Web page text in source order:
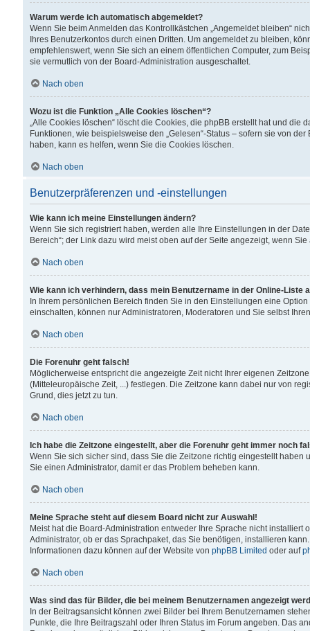
Warum werde ich automatisch abgemeldet?
Wenn Sie beim Anmelden das Kontrollkästchen „Angemeldet bleiben“
Ihres Benutzerkontos durch einen Dritten. Um angemeldet zu bleiben,
empfehlenswert, wenn Sie sich an einem öffentlichen Computer, zum
sie vermutlich von der Board-Administration ausgeschaltet.
Nach oben
Wozu ist die Funktion „Alle Cookies löschen“?
„Alle Cookies löschen“ löscht die Cookies, die phpBB erstellt hat und
Funktionen, wie beispielsweise den „Gelesen“-Status – sofern sie von
haben, kann es helfen, wenn Sie die Cookies löschen.
Nach oben
Benutzerpräferenzen und -einstellungen
Wie kann ich meine Einstellungen ändern?
Wenn Sie sich registriert haben, werden alle Ihre Einstellungen in der
Bereich“; der Link dazu wird meist oben auf der Seite angezeigt, wenn
Nach oben
Wie kann ich verhindern, dass mein Benutzername in der Online-Liste
In Ihrem persönlichen Bereich finden Sie in den Einstellungen eine
einschalten, können nur Administratoren, Moderatoren und Sie selbst
Nach oben
Die Forenuhr geht falsch!
Möglicherweise entspricht die angezeigte Zeit nicht Ihrer eigenen
(Mitteleuropäische Zeit, ...) festlegen. Die Zeitzone kann dabei nur von
Grund, dies jetzt zu tun.
Nach oben
Ich habe die Zeitzone eingestellt, aber die Forenuhr geht immer noch
Wenn Sie sich sicher sind, dass Sie die Zeitzone richtig eingestellt
Sie einen Administrator, damit er das Problem beheben kann.
Nach oben
Meine Sprache steht auf diesem Board nicht zur Auswahl!
Meist hat die Board-Administration entweder Ihre Sprache nicht
Administrator, ob er das Sprachpaket, das Sie benötigen, installieren
Informationen dazu können auf der Website von phpBB Limited oder auf
Nach oben
Was sind das für Bilder, die bei meinem Benutzernamen angezeigt
In der Beitragsansicht können zwei Bilder bei Ihrem Benutzernamen
Punkte, die Ihre Beitragszahl oder Ihren Status im Forum angeben. Das